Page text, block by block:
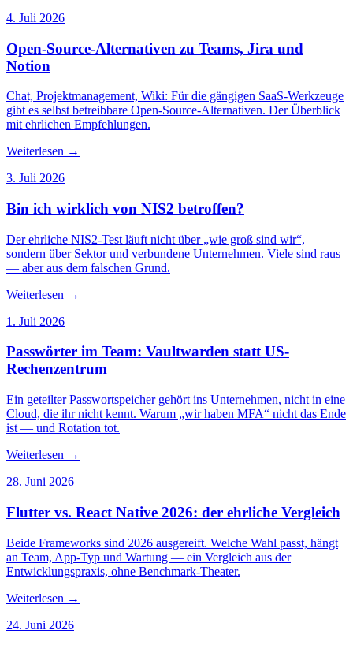
4. Juli 2026
Open-Source-Alternativen zu Teams, Jira und
Notion
Chat, Projektmanagement, Wiki: Für die gängigen SaaS-Werkzeuge
gibt es selbst betreibbare Open-Source-Alternativen. Der Überblick
mit ehrlichen Empfehlungen.
Weiterlesen →
3. Juli 2026
Bin ich wirklich von NIS2 betroffen?
Der ehrliche NIS2-Test läuft nicht über „wie groß sind wir“,
sondern über Sektor und verbundene Unternehmen. Viele sind raus
— aber aus dem falschen Grund.
Weiterlesen →
1. Juli 2026
Passwörter im Team: Vaultwarden statt US-
Rechenzentrum
Ein geteilter Passwortspeicher gehört ins Unternehmen, nicht in eine
Cloud, die ihr nicht kennt. Warum „wir haben MFA“ nicht das Ende
ist — und Rotation tot.
Weiterlesen →
28. Juni 2026
Flutter vs. React Native 2026: der ehrliche Vergleich
Beide Frameworks sind 2026 ausgereift. Welche Wahl passt, hängt
an Team, App-Typ und Wartung — ein Vergleich aus der
Entwicklungspraxis, ohne Benchmark-Theater.
Weiterlesen →
24. Juni 2026